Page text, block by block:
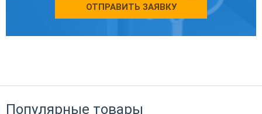
ОТПРАВИТЬ ЗАЯВКУ
Популярные товары